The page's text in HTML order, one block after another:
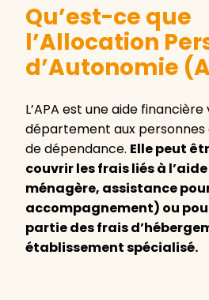
Qu’est-ce que
l’Allocation
d’Autonomie
L’APA est une aide
département aux personnes
de dépendance. Elle peut
couvrir les frais liés à
ménagère, assistance
accompagnement) ou
partie des frais
établissement spécialisé.